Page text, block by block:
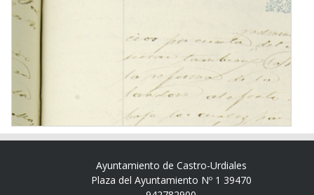
Ayuntamiento de Castro-Urdiales
Plaza del Ayuntamiento Nº 1 39470